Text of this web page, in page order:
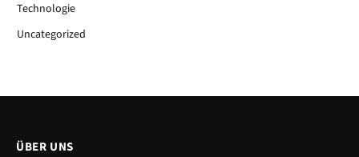
Technologie
Uncategorized
ÜBER UNS